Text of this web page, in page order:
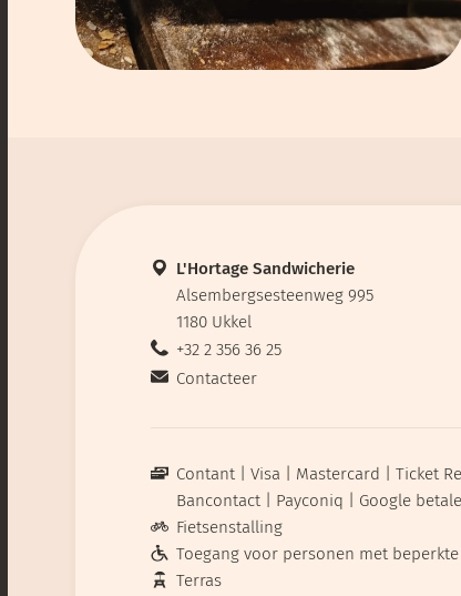
L'Hortage Sandwicherie
Alsembergsesteenweg 995
1180 Ukkel
+32 2 356 36 25
Contacteer
Contant Visa Mastercard Ticket
Bancontact
Payconiq Google
Fietsenstalling
Toegang voor personen met
Terras